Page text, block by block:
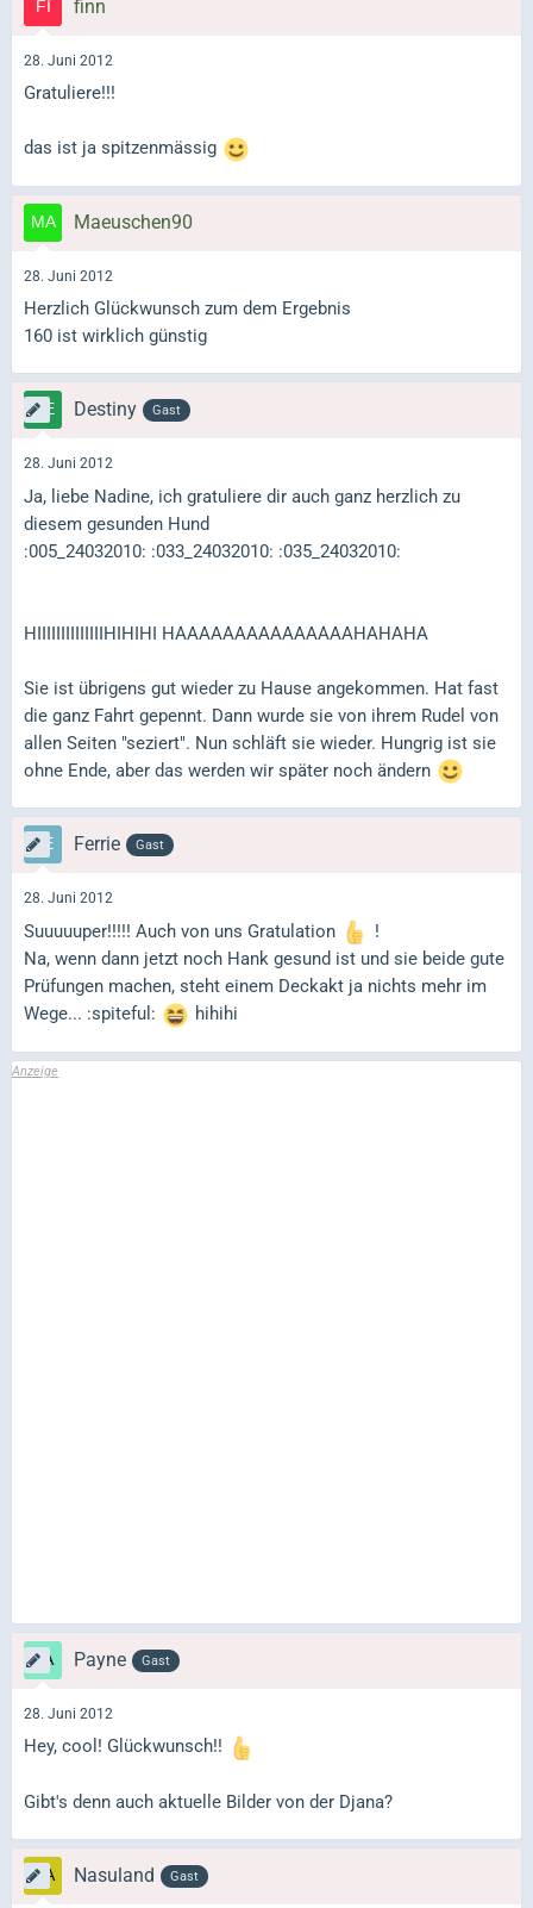
finn
28. Juni 2012
Gratuliere!!!
das ist ja spitzenmässig
Maeuschen90
28. Juni 2012
Herzlich Glückwunsch zum dem Ergebnis
160 ist wirklich günstig
Destiny Gast
28. Juni 2012
Ja, liebe Nadine, ich gratuliere dir auch ganz herzlich zu
diesem gesunden Hund
:005_24032010: :033_24032010: :035_24032010:
HIIIIIIIIIIIIIIHIHIHI HAAAAAAAAAAAAAAAHAHAHA
Sie ist übrigens gut wieder zu Hause angekommen. Hat fast
die ganz Fahrt gepennt. Dann wurde sie von ihrem Rudel von
allen Seiten "seziert". Nun schläft sie wieder. Hungrig ist sie
ohne Ende, aber das werden wir später noch ändern
Ferrie Gast
28. Juni 2012
Suuuuuper!!!!! Auch von uns Gratulation
!
Na, wenn dann jetzt noch Hank gesund ist und sie beide gute
Prüfungen machen, steht einem Deckakt ja nichts mehr im
Wege... :spiteful:
hihihi
Payne Gast
28. Juni 2012
Hey, cool! Glückwunsch!!
Gibt's denn auch aktuelle Bilder von der Djana?
Nasuland Gast